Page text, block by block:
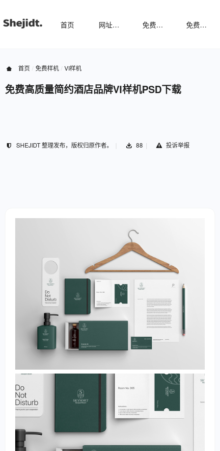
首页 网址导航 免费样机 免费字体
首页 免费样机 VI样机
免费高质量简约酒店品牌VI样机PSD下载
SHEJIDT 整理发布，版权归原作者。 88 投诉举报